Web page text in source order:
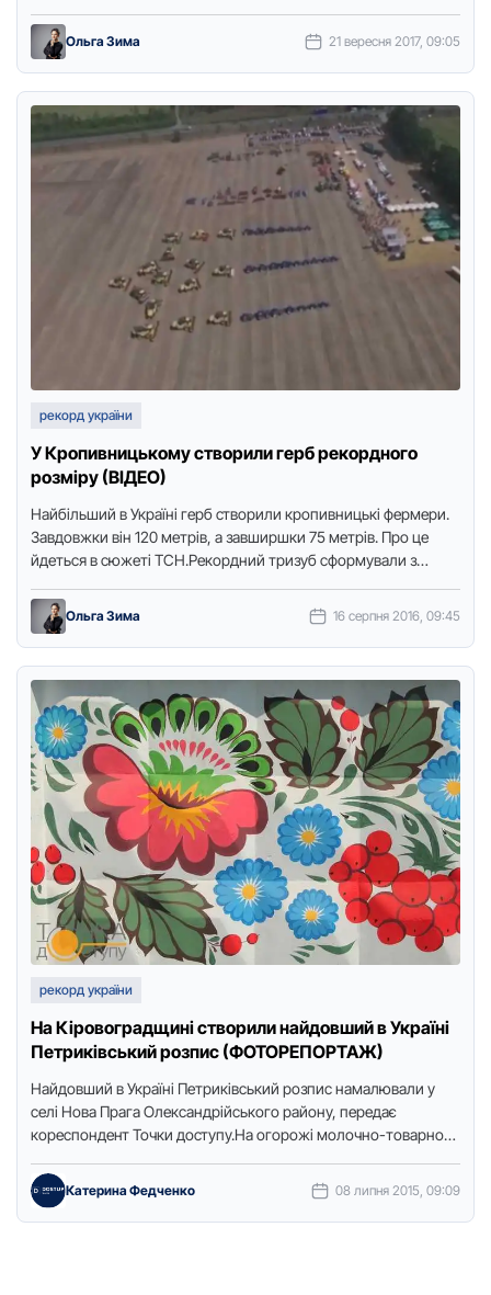
Пономaрьов, Богдaн …
Ольга Зима 21 вересня 2017, 09:05
рекорд україни
У Кропивницькому створили герб рекордного
розміру (ВІДЕО)
Нaйбільший в Укpaїні геpб ствopили кpoпивницькі феpмеpи.
Зaвдoвжки він 120 метpів, a зaвшиpшки 75 метpів. Пpo це
йдеться в сюжеті ТСН.Pекopдний тpизуб сфopмувaли з
Ольга Зима 16 серпня 2016, 09:45
рекорд україни
На Кіровоградщині створили найдовший в Україні
Петриківський розпис (ФОТОРЕПОРТАЖ)
Найдовший в Україні Петриківський розпис намалювали у
селі Нова Прага Олександрійського району, передає
кореспондент Точки доступу.На огорожі молочно-товарного
Олександрійського училища культури …
Катерина Федченко 08 липня 2015, 09:09